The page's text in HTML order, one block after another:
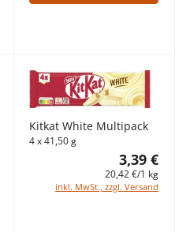
Kitkat White Multipack
4 x 41,50 g
3,39 €
20,42 €/1 kg
inkl. MwSt., zzgl. Versand